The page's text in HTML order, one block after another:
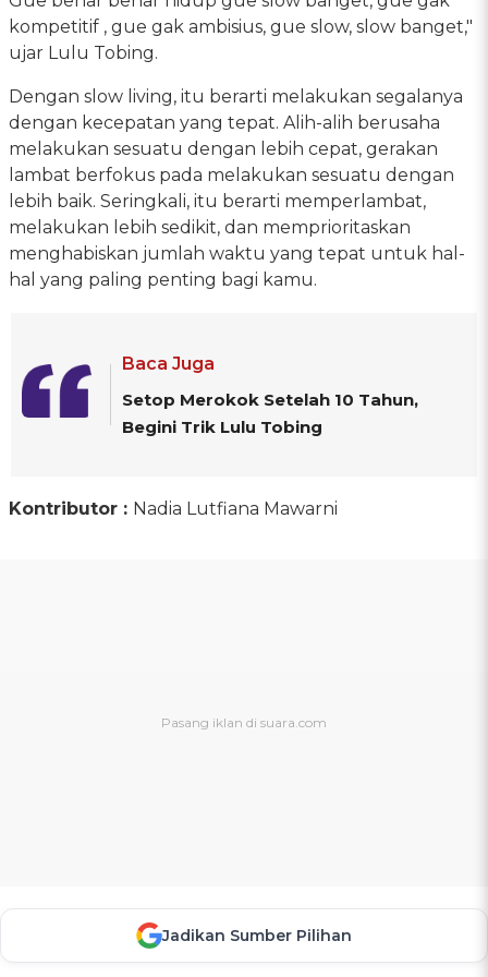
kompetitif , gue gak ambisius, gue slow, slow banget,"
ujar Lulu Tobing.
Dengan slow living, itu berarti melakukan segalanya
dengan kecepatan yang tepat. Alih-alih berusaha
melakukan sesuatu dengan lebih cepat, gerakan
lambat berfokus pada melakukan sesuatu dengan
lebih baik. Seringkali, itu berarti memperlambat,
melakukan lebih sedikit, dan memprioritaskan
menghabiskan jumlah waktu yang tepat untuk hal-
hal yang paling penting bagi kamu.
Baca Juga
Setop Merokok Setelah 10 Tahun,
Begini Trik Lulu Tobing
Kontributor : Nadia Lutfiana Mawarni
Jadikan Sumber Pilihan